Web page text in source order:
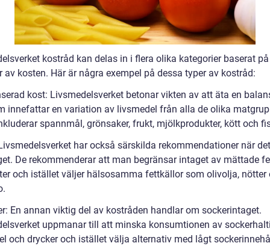
kostråd kan delas in i flera olika kategorier baserat
av kosten. Här är några exempel på dessa typer av kostråd:
kost: Livsmedelsverket betonar vikten av att äta en
innefattar en variation av livsmedel från alla de olika
spannmål, grönsaker, frukt, mjölkprodukter, kött och
har också särskilda rekommendationer när
De rekommenderar att man begränsar intaget av mättade
och istället väljer hälsosamma fettkällor som olivolja, nötter
En annan viktig del av kostråden handlar om sockerintaget.
uppmanar till att minska konsumtionen av
och drycker och istället välja alternativ med lågt